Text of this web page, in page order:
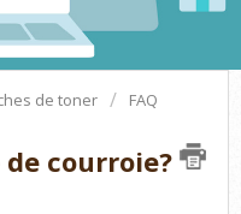
de toner
FAQ
courroie?